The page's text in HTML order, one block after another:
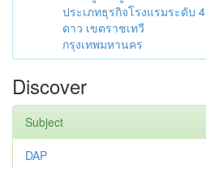
ประเภทธุรกิจโรงแรมระดับ 4
ดาว เขตราชเทวี
กรุงเทพมหานคร
Discover
Subject
DAP